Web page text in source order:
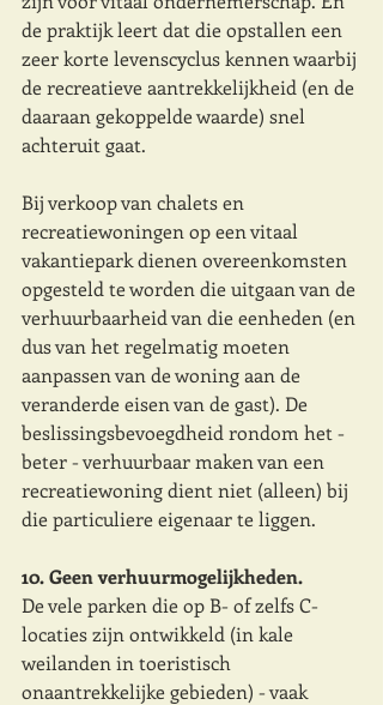
de praktijk leert dat die opstallen een
zeer korte levenscyclus kennen waarbij
de recreatieve aantrekkelijkheid (en de
daaraan gekoppelde waarde) snel
achteruit gaat.
Bij verkoop van chalets en
recreatiewoningen op een vitaal
vakantiepark dienen overeenkomsten
opgesteld te worden die uitgaan van de
verhuurbaarheid van die eenheden (en
dus van het regelmatig moeten
aanpassen van de woning aan de
veranderde eisen van de gast). De
beslissingsbevoegdheid rondom het -
beter - verhuurbaar maken van een
recreatiewoning dient niet (alleen) bij
die particuliere eigenaar te liggen.
10. Geen verhuurmogelijkheden.
De vele parken die op B- of zelfs C-
locaties zijn ontwikkeld (in kale
weilanden in toeristisch
onaantrekkelijke gebieden) - vaak